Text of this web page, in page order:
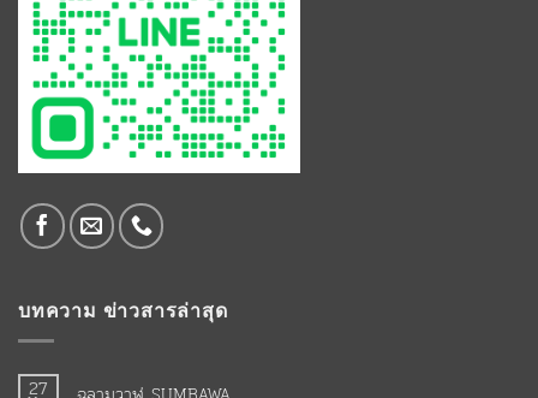
บทความ ข่าวสารล่าสุด
27